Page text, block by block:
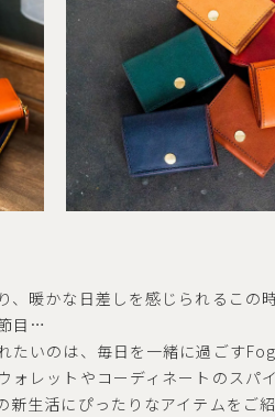
暖かな日差しを感じられるこの時
目…
たいのは、毎日を一緒に過ごす
ォレットやコーディネートのスパ
生活にぴったりなアイテムをご紹